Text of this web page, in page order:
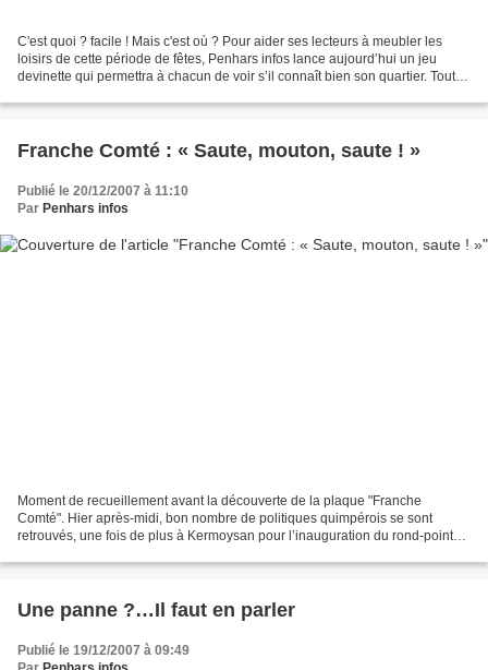
C'est quoi ? facile ! Mais c'est où ? Pour aider ses lecteurs à meubler les
loisirs de cette période de fêtes, Penhars infos lance aujourd’hui un jeu
devinette qui permettra à chacun de voir s’il connaît bien son quartier. Toutes
Franche Comté : « Saute, mouton, saute ! »
Publié le 20/12/2007 à 11:10
Par Penhars infos
Moment de recueillement avant la découverte de la plaque "Franche
Comté". Hier après-midi, bon nombre de politiques quimpérois se sont
retrouvés, une fois de plus à Kermoysan pour l’inauguration du rond-point
Une panne ?…Il faut en parler
Publié le 19/12/2007 à 09:49